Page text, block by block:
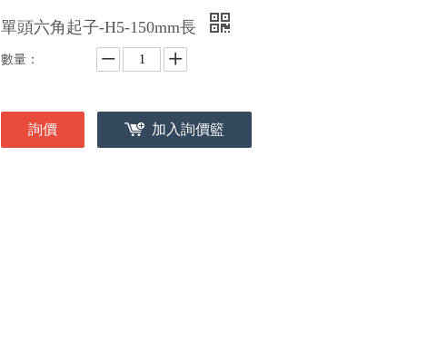
單頭六角起子-H5-150mm長
數量：
詢價 加入詢價籃